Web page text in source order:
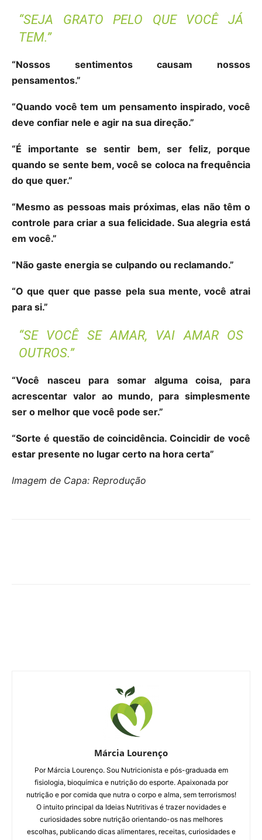
“SEJA GRATO PELO QUE VOCÊ JÁ
TEM.”
“Nossos sentimentos causam nossos
pensamentos.”
“Quando você tem um pensamento inspirado, você
deve confiar nele e agir na sua direção.”
“É importante se sentir bem, ser feliz, porque
quando se sente bem, você se coloca na frequência
do que quer.”
“Mesmo as pessoas mais próximas, elas não têm o
controle para criar a sua felicidade. Sua alegria está
em você.”
“Não gaste energia se culpando ou reclamando.”
“O que quer que passe pela sua mente, você atrai
para si.”
“SE VOCÊ SE AMAR, VAI AMAR OS
OUTROS.”
“Você nasceu para somar alguma coisa, para
acrescentar valor ao mundo, para simplesmente
ser o melhor que você pode ser.”
“Sorte é questão de coincidência. Coincidir de você
estar presente no lugar certo na hora certa”
Imagem de Capa: Reprodução
Márcia Lourenço
Por Márcia Lourenço. Sou Nutricionista e pós-graduada em
fisiologia, bioquímica e nutrição do esporte. Apaixonada por
nutrição e por comida que nutra o corpo e alma, sem terrorismos!
O intuito principal da Ideias Nutritivas é trazer novidades e
curiosidades sobre nutrição orientando-os nas melhores
escolhas, publicando dicas alimentares, receitas, curiosidades e